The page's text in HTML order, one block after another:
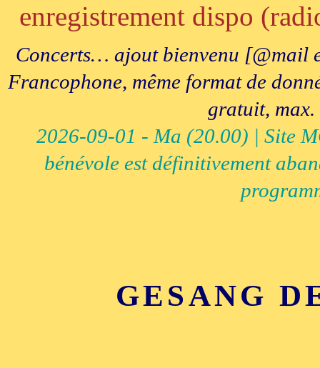
enregistrement dispo
Concerts… ajout bienvenu [@mail
Francophone, même format de
gratuit,
2026-09-01 - Ma (20.00) | Site
bénévole est définitivement
GESANG